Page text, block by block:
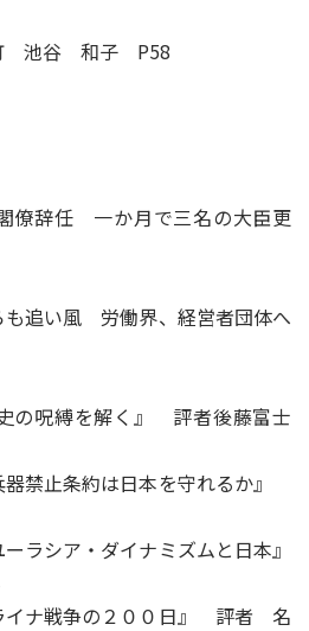
池谷 和子 P58
僚辞任 一か月で三名の大臣更
追い風 労働界、経営者団体へ
呪縛を解く』 評者後藤富士
止条約は日本を守れるか』
シア・ダイナミズムと日本』
ナ戦争の２００日』 評者 名